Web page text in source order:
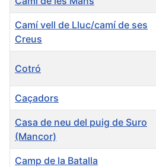
Camí vell de Lluc/camí de ses
Creus
Cotró
Caçadors
Casa de neu del puig de Suro
(Mancor)
Camp de la Batalla